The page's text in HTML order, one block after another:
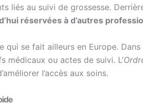
liés au suivi de grossesse.
réservées à d’autres
se fait ailleurs en Europe.
médicaux ou actes de suivi. L’
l’accès aux soins.